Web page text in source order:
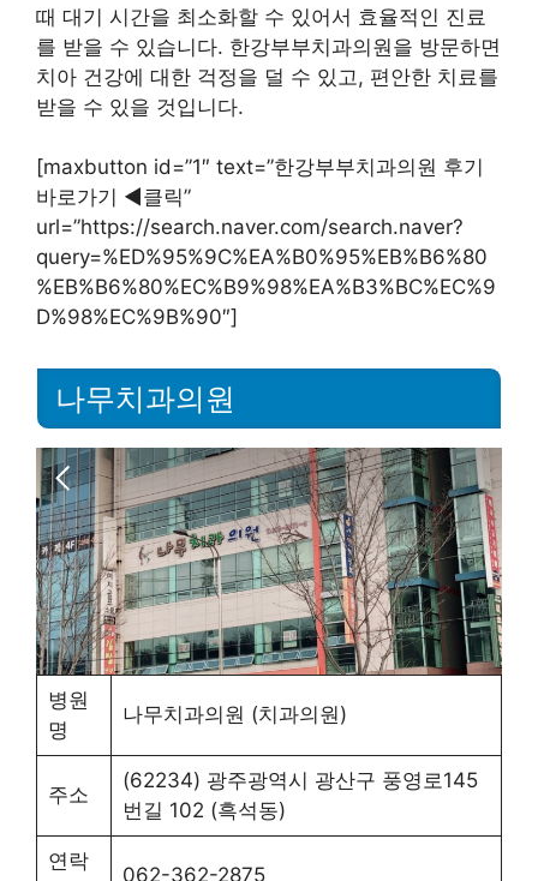
때 대기 시간을 최소화할 수 있어서 효율적인 진료
를 받을 수 있습니다. 한강부부치과의원을 방문하면
치아 건강에 대한 걱정을 덜 수 있고, 편안한 치료를
받을 수 있을 것입니다.
[maxbutton id=”1″ text=”한강부부치과의원 후기
바로가기 ◀︎클릭”
url=”https://search.naver.com/search.naver?
query=%ED%95%9C%EA%B0%95%EB%B6%80
%EB%B6%80%EC%B9%98%EA%B3%BC%EC%9
D%98%EC%9B%90″]
나무치과의원
병원
명
나무치과의원 (치과의원)
주소
(62234) 광주광역시 광산구 풍영로145
번길 102 (흑석동)
연락
062-362-2875